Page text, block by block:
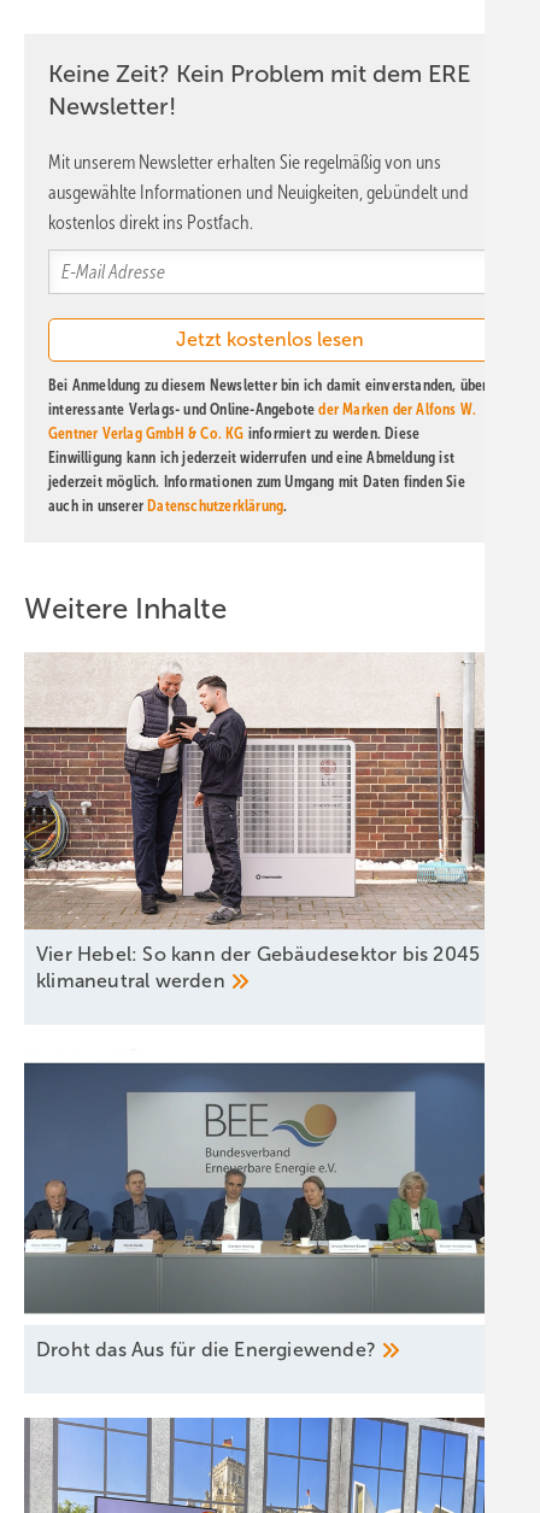
Keine Zeit? Kein Problem mit dem ERE
Newsletter!
Mit unserem Newsletter erhalten Sie regelmäßig von uns
ausgewählte Informationen und Neuigkeiten, gebündelt und
kostenlos direkt ins Postfach.
Bei Anmeldung zu diesem Newsletter bin ich damit einverstanden, über
interessante Verlags- und Online-Angeboteder Marken der Alfons W.
Gentner Verlag GmbH & Co. KG informiert zu werden. Diese
Einwilligung kann ich jederzeit widerrufen und eine Abmeldung ist
jederzeit möglich. Informationen zum Umgang mit Daten finden Sie
auch in unserer Datenschutzerklärung.
Weitere Inhalte
Vier Hebel: So kann der Gebäudesektor bis 2045
klimaneutral werden
Droht das Aus für die Energiewende?